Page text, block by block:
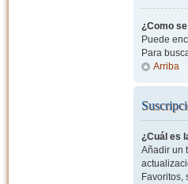
¿Como
Puede
Para
Arriba
¿Cuál es
Añadir un
Favoritos,